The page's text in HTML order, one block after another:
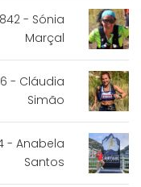
- Sónia
Marçal
- Cláudia
Simão
- Anabela
Santos